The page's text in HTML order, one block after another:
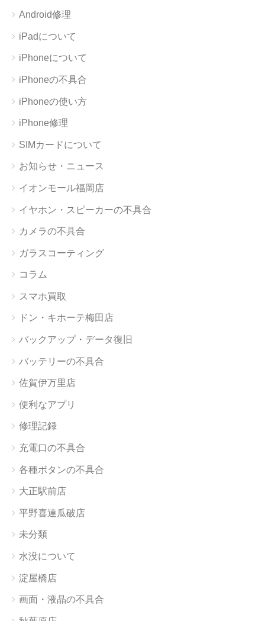
Android修理
iPadについて
iPhoneについて
iPhoneの不具合
iPhoneの使い方
iPhone修理
SIMカードについて
お知らせ・ニュース
イオンモール福岡店
イヤホン・スピーカーの不具合
カメラの不具合
ガラスコーティング
コラム
スマホ買取
ドン・キホーテ梅田店
バックアップ・データ復旧
バッテリーの不具合
佐賀伊万里店
便利なアプリ
修理記録
充電口の不具合
各種ボタンの不具合
大正駅前店
平野喜連瓜破店
未分類
水没について
淀屋橋店
画面・液晶の不具合